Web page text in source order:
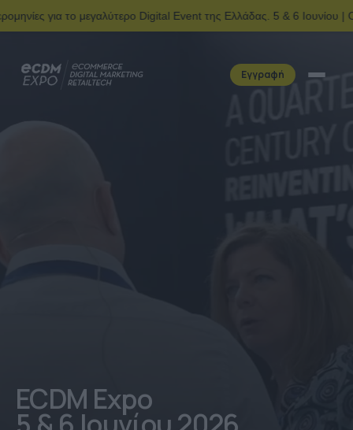
Digital Event της Ελλάδας. 5 & 6 Ιουνίου | Ολυμπιακό
Εγγραφή
ECDM Expo